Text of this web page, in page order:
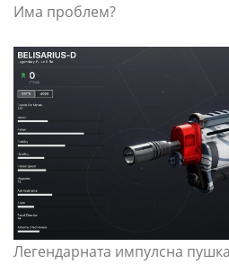
Има проблем?
Легендарната импулсна